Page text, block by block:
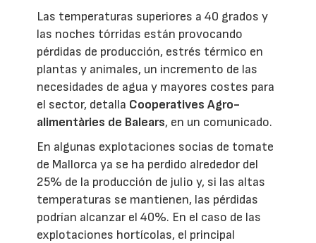
Las temperaturas superiores a 40 grados y
las noches tórridas están provocando
pérdidas de producción, estrés térmico en
plantas y animales, un incremento de las
necesidades de agua y mayores costes para
el sector, detalla Cooperatives Agro-
alimentàries de Balears, en un comunicado.
En algunas explotaciones socias de tomate
de Mallorca ya se ha perdido alrededor del
25% de la producción de julio y, si las altas
temperaturas se mantienen, las pérdidas
podrían alcanzar el 40%. En el caso de las
explotaciones hortícolas, el principal